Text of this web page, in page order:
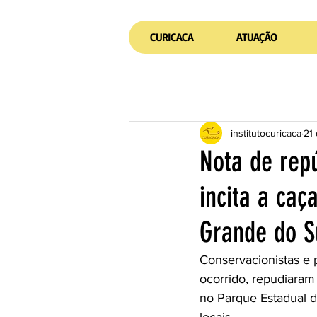
CURICACA ATUAÇÃO
Nota de
incita a
Grande do
institutocuricaca
Conservacionistas e
ocorrido,
no Parque Estadual